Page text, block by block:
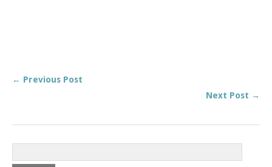
← Previous Post
Next Post →